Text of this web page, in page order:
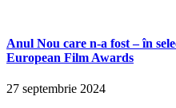
Anul Nou care n-a fost – în
European Film Awards
27 septembrie 2024